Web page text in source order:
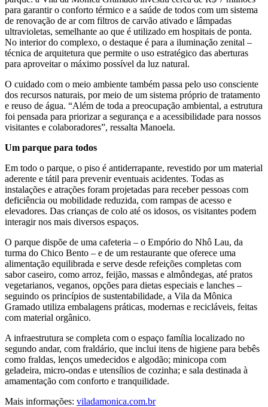
para garantir o conforto térmico e a saúde de todos com um sistema
de renovação de ar com filtros de carvão ativado e lâmpadas
ultravioletas, semelhante ao que é utilizado em hospitais de ponta.
No interior do complexo, o destaque é para a iluminação zenital –
técnica de arquitetura que permite o uso estratégico das aberturas
para aproveitar o máximo possível da luz natural.
O cuidado com o meio ambiente também passa pelo uso consciente
dos recursos naturais, por meio de um sistema próprio de tratamento
e reuso de água. “Além de toda a preocupação ambiental, a estrutura
foi pensada para priorizar a segurança e a acessibilidade para nossos
visitantes e colaboradores”, ressalta Manoela.
Um parque para todos
Em todo o parque, o piso é antiderrapante, revestido por um material
aderente e tátil para prevenir eventuais acidentes. Todas as
instalações e atrações foram projetadas para receber pessoas com
deficiência ou mobilidade reduzida, com rampas de acesso e
elevadores. Das crianças de colo até os idosos, os visitantes podem
interagir nos mais diversos espaços.
O parque dispõe de uma cafeteria – o Empório do Nhô Lau, da
turma do Chico Bento – e de um restaurante que oferece uma
alimentação equilibrada e serve desde refeições completas com
sabor caseiro, como arroz, feijão, massas e almôndegas, até pratos
vegetarianos, veganos, opções para dietas especiais e lanches –
seguindo os princípios de sustentabilidade, a Vila da Mônica
Gramado utiliza embalagens práticas, modernas e recicláveis, feitas
com material orgânico.
A infraestrutura se completa com o espaço família localizado no
segundo andar, com fraldário, que inclui itens de higiene para bebês
como fraldas, lenços umedecidos e algodão; minicopa com
geladeira, micro-ondas e utensílios de cozinha; e sala destinada à
amamentação com conforto e tranquilidade.
Mais informações: viladamonica.com.br